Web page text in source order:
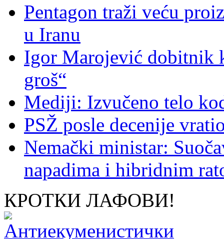
Pentagon traži veću
u Iranu
Igor Marojević dobitnik
groš“
Mediji: Izvučeno telo
PSŽ posle decenije
Nemački ministar:
napadima i hibridnim
КРОТКИ ЛАФОВИ!